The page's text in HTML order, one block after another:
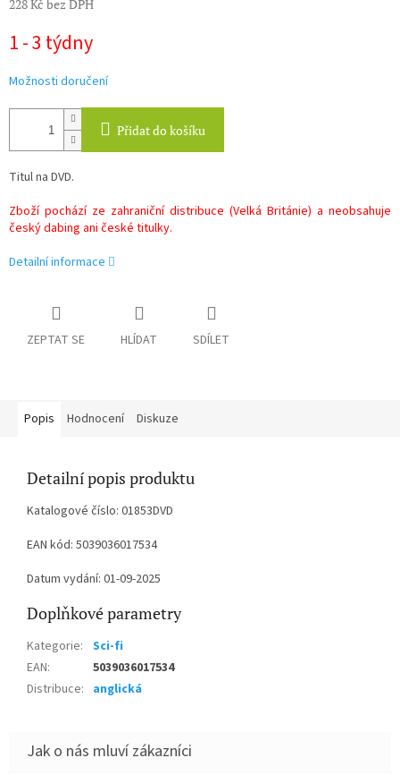
228 Kč bez DPH
cena:
1 - 3 týdny
Možnosti doručení
Přidat do košíku
Titul na DVD.
Zboží pochází ze zahraniční distribuce (Velká Británie) a neobsahuje
český dabing ani české titulky.
Detailní informace
ZEPTAT SE HLÍDAT SDÍLET
Popis Hodnocení Diskuze
Detailní popis produktu
Katalogové číslo: 01853DVD
EAN kód: 5039036017534
Datum vydání: 01-09-2025
Doplňkové parametry
Kategorie: Sci-fi
EAN:
5039036017534
Distribuce: anglická